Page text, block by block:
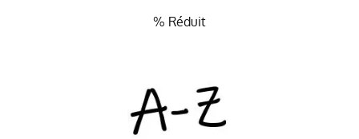
% Réduit